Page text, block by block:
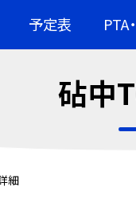
予定表 PTA
砧中
細